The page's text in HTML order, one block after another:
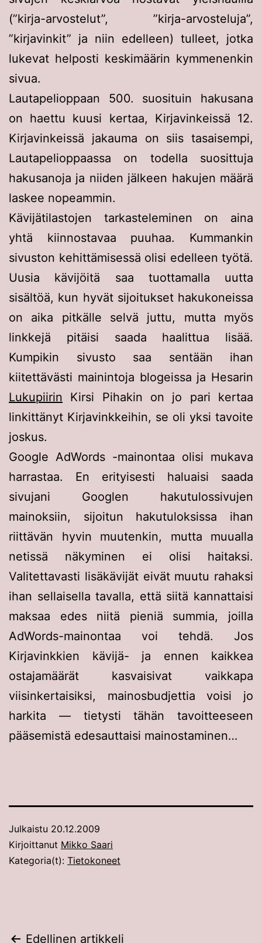
(”kirja-arvostelut”, ”kirja-arvosteluja”,
”kirjavinkit” ja niin edelleen) tulleet, jotka
lukevat helposti keskimäärin kymmenenkin
sivua.
Lautapelioppaan 500. suosituin hakusana
on haettu kuusi kertaa, Kirjavinkeissä 12.
Kirjavinkeissä jakauma on siis tasaisempi,
Lautapelioppaassa on todella suosittuja
hakusanoja ja niiden jälkeen hakujen määrä
laskee nopeammin.
Kävijätilastojen tarkasteleminen on aina
yhtä kiinnostavaa puuhaa. Kummankin
sivuston kehittämisessä olisi edelleen työtä.
Uusia kävijöitä saa tuottamalla uutta
sisältöä, kun hyvät sijoitukset hakukoneissa
on aika pitkälle selvä juttu, mutta myös
linkkejä pitäisi saada haalittua lisää.
Kumpikin sivusto saa sentään ihan
kiitettävästi mainintoja blogeissa ja Hesarin
Lukupiirin Kirsi Pihakin on jo pari kertaa
linkittänyt Kirjavinkkeihin, se oli yksi tavoite
joskus.
Google AdWords -mainontaa olisi mukava
harrastaa. En erityisesti haluaisi saada
sivujani Googlen hakutulossivujen
mainoksiin, sijoitun hakutuloksissa ihan
riittävän hyvin muutenkin, mutta muualla
netissä näkyminen ei olisi haitaksi.
Valitettavasti lisäkävijät eivät muutu rahaksi
ihan sellaisella tavalla, että siitä kannattaisi
maksaa edes niitä pieniä summia, joilla
AdWords-mainontaa voi tehdä. Jos
Kirjavinkkien kävijä- ja ennen kaikkea
ostajamäärät kasvaisivat vaikkapa
viisinkertaisiksi, mainosbudjettia voisi jo
harkita — tietysti tähän tavoitteeseen
pääsemistä edesauttaisi mainostaminen…
Julkaistu 20.12.2009
Kirjoittanut Mikko Saari
Kategoria(t): Tietokoneet
Edellinen artikkeli